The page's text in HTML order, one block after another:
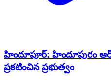
హిందూపూర్‌: హిందూపురం
ప్రకటించిన ప్రభుత్వం